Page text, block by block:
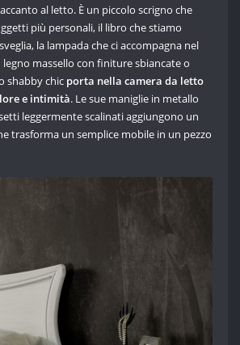
al letto. È un piccolo scrigno che
più personali, il libro che stiamo
la lampada che ci accompagna nel
legno massello con finiture sbiancate o
shabby chic porta nella camera da letto
e intimità. Le sue maniglie in metallo
leggermente scalinati aggiungono un
trasforma un semplice mobile in un pezzo